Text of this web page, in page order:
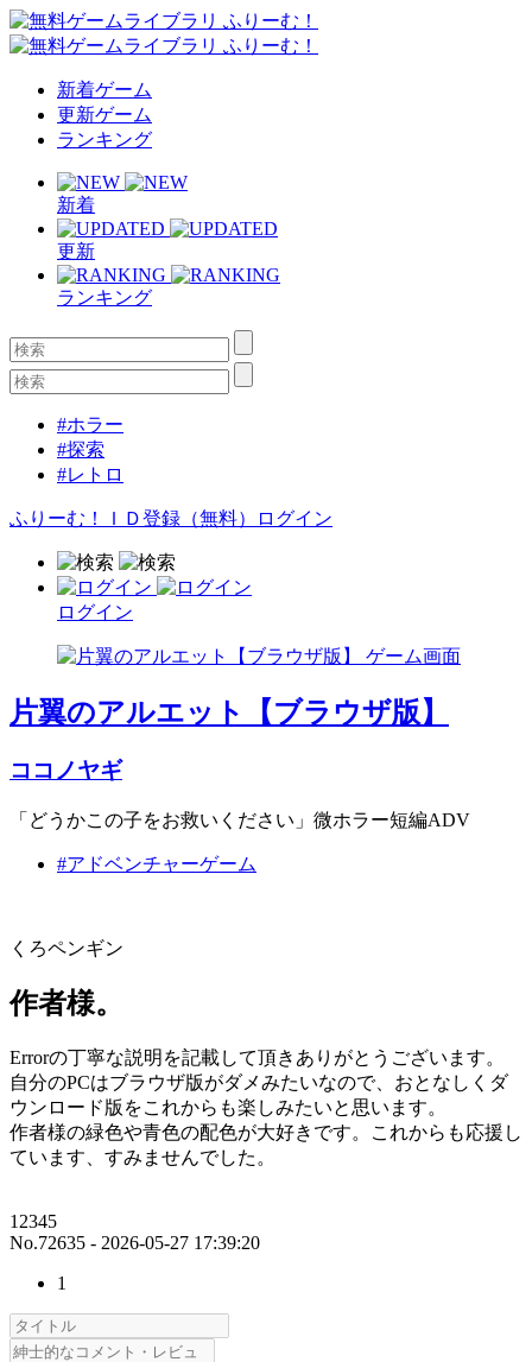
新着ゲーム
更新ゲーム
ランキング
新着
更新
ランキング
#ホラー
#探索
#レトロ
ふりーむ！ＩＤ登録（無料） ログイン
ログイン
片翼のアルエット【ブラウザ版】
ココノヤギ
「どうかこの子をお救いください」微ホラー短編ADV
#アドベンチャーゲーム
くろペンギン
作者様。
Errorの丁寧な説明を記載して頂きありがとうございます。
自分のPCはブラウザ版がダメみたいなので、おとなしくダ
ウンロード版をこれからも楽しみたいと思います。
作者様の緑色や青色の配色が大好きです。これからも応援し
ています、すみませんでした。
12345
No.72635 - 2026-05-27 17:39:20
1